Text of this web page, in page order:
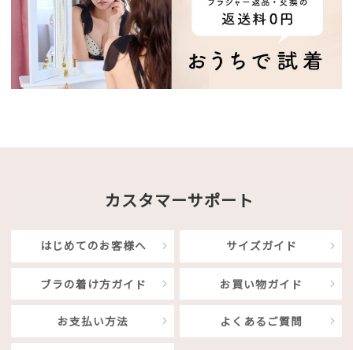
カスタマーサポート
はじめてのお客様へ サイズガイド
ブラの着け方ガイド お買い物ガイド
お支払い方法 よくあるご質問